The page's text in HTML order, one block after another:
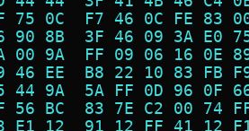
75 0C  F7 46 0C FE 83
90 8B  3F 46 09 3A E0
00 9A  FF 09 06 16 0E
46 EE  B8 22 10 83 FB
44 9A  5A FF 0D 96 0F
56 BC  83 7E C2 00 74
E1 12  91 12 FF 41 12